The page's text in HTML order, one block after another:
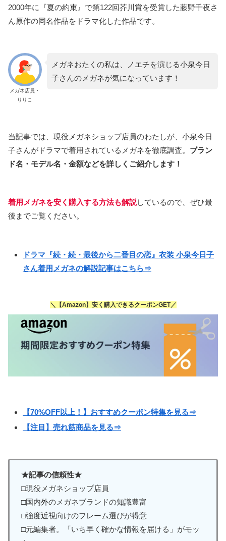
2000年に『夏の約束』で第122回芥川賞を受賞した藤野千夜さ
ん原作の同名作品をドラマ化した作品です。
メガネ店員・
りりこ
メガネおたくの私は、ノエチを演じる小泉今日
子さんのメガネが気になっています！
当記事では、現役メガネショップ店員のわたしが、小泉今日
子さんがドラマで着用されているメガネを徹底調査。 ブラン
ド名・モデル名・金額などを詳しくご紹介します！
着用メガネを安く購入する方法も解説しているので、ぜひ最
後までご覧ください。
ドラマ『続・続・最後から二番目の恋』衣装 小泉今日子
さん着用メガネの解説記事はこちら⇒
＼【Amazon】安く購入できるクーポンGET／
【70%OFF以上！】おすすめクーポン特集を見る⇒
【注目】売れ筋商品を見る⇒
★記事の信頼性★
□現役メガネショップ店員
□国内外のメガネブランドの知識豊富
□強度近視向けのフレーム選びが得意
□元編集者。「いち早く確かな情報を届ける」がモッ